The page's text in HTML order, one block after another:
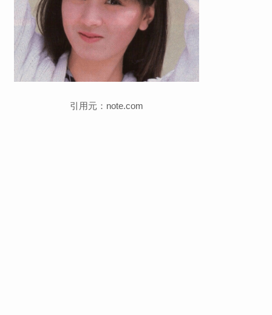
引用元：note.com